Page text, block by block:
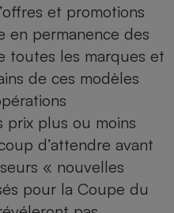
et promotions
en permanence des
toutes les marques et
de ces modèles
prix plus ou moins
d’attendre avant
« nouvelles
pour la Coupe du